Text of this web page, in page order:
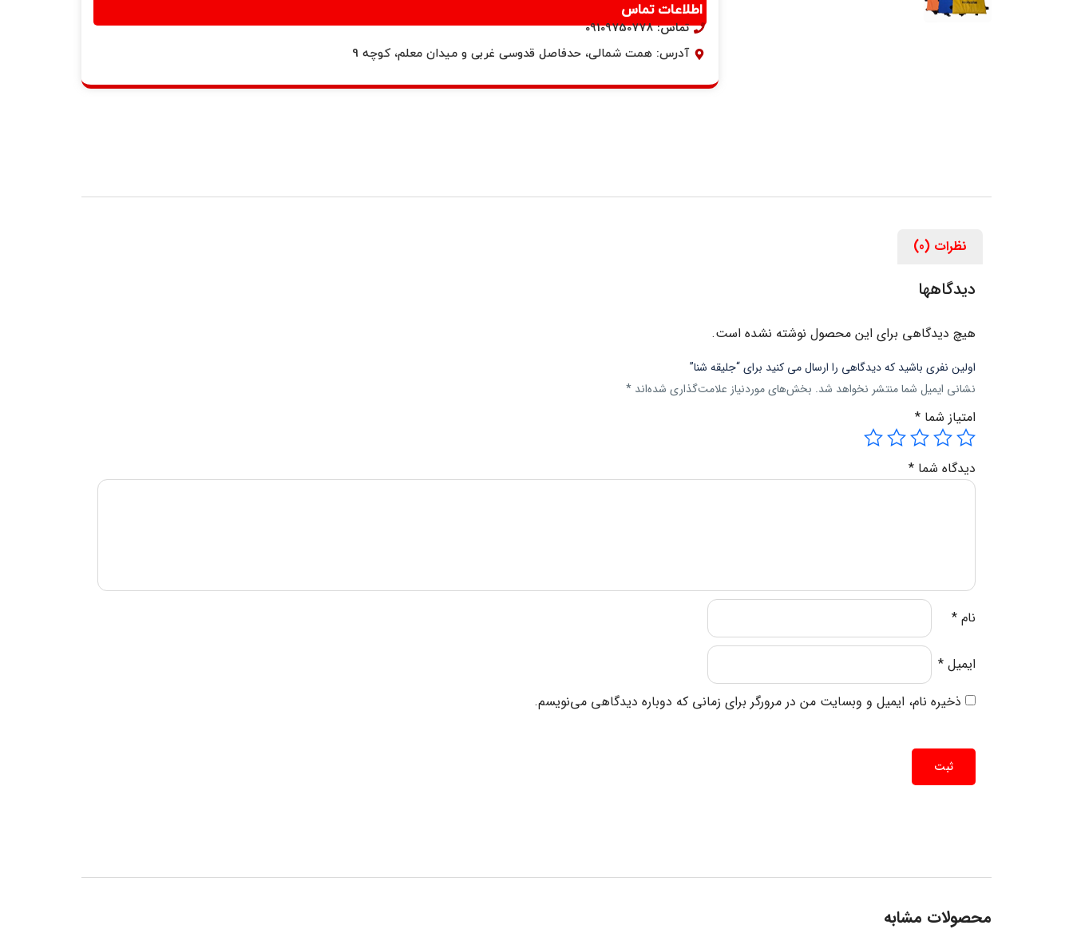
اطلاعات تماس
تماس: 09109750778
آدرس: همت شمالی، حدفاصل قدوسی غربی و میدان معلم، کوچه 9
نظرات (0)
دیدگاهها
هیچ دیدگاهی برای این محصول نوشته نشده است.
اولین نفری باشید که دیدگاهی را ارسال می کنید برای “جلیقه شنا”
نشانی ایمیل شما منتشر نخواهد شد. بخش‌های موردنیاز علامت‌گذاری شده‌اند *
امتیاز شما *
دیدگاه شما *
نام *
ایمیل *
ذخیره نام، ایمیل و وبسایت من در مرورگر برای زمانی که دوباره دیدگاهی می‌نویسم.
محصولات مشابه